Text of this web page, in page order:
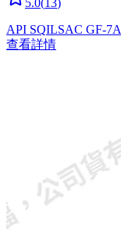
5.0(13)
API SQILSAC GF-7A
查看詳情